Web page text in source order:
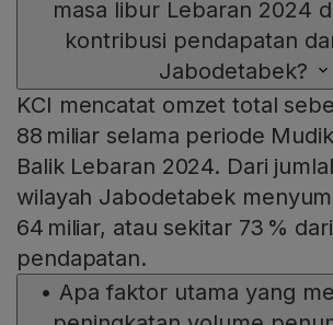
masa libur Lebaran 2024
kontribusi pendapatan
Jabodetabek?
KCI mencatat omzet total
88 miliar selama periode
Balik Lebaran 2024. Dari
wilayah Jabodetabek
64 miliar, atau sekitar 73 %
pendapatan.
• Apa faktor utama yang